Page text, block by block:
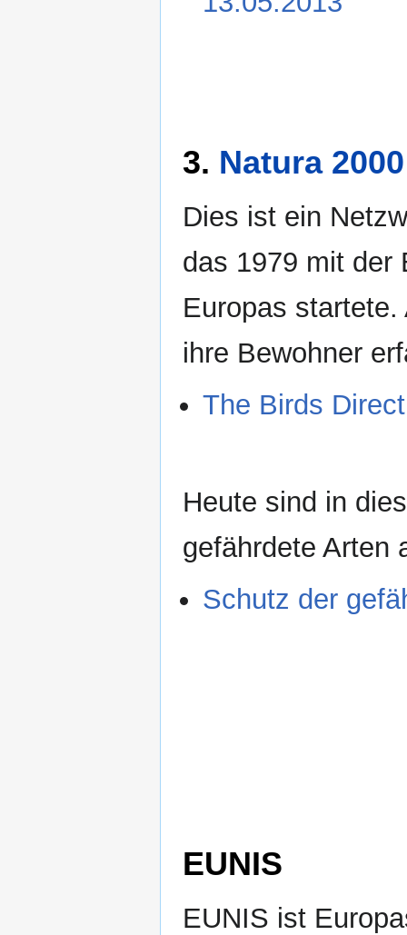
3. Natura
Dies ist ein
das 1979 mit der
Europas
ihre Bewohner
The Birds
Heute sind in
gefährdete Arten
Schutz der
EUNIS
EUNIS ist